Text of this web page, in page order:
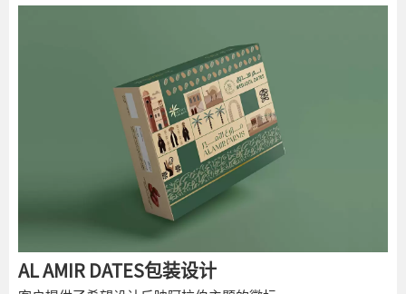
AL AMIR DATES包装设计